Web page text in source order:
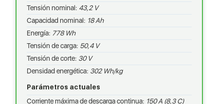
Tensión nominal: 43,2 V
Capacidad nominal: 18 Ah
Energía: 778 Wh
Tensión de carga: 50,4 V
Tensión de corte: 30 V
Densidad energética: 302 Wh/kg
Parámetros actuales
Corriente máxima de descarga continua: 150 A (8,3 C)